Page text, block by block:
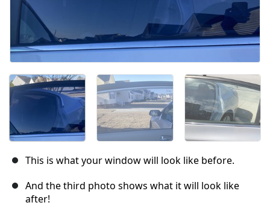
This is what your window will look like before.
And the third photo shows what it will look like
after!